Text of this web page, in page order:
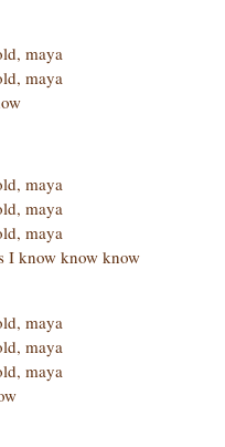
maya
maya
maya
maya
maya
I know know know
maya
maya
maya